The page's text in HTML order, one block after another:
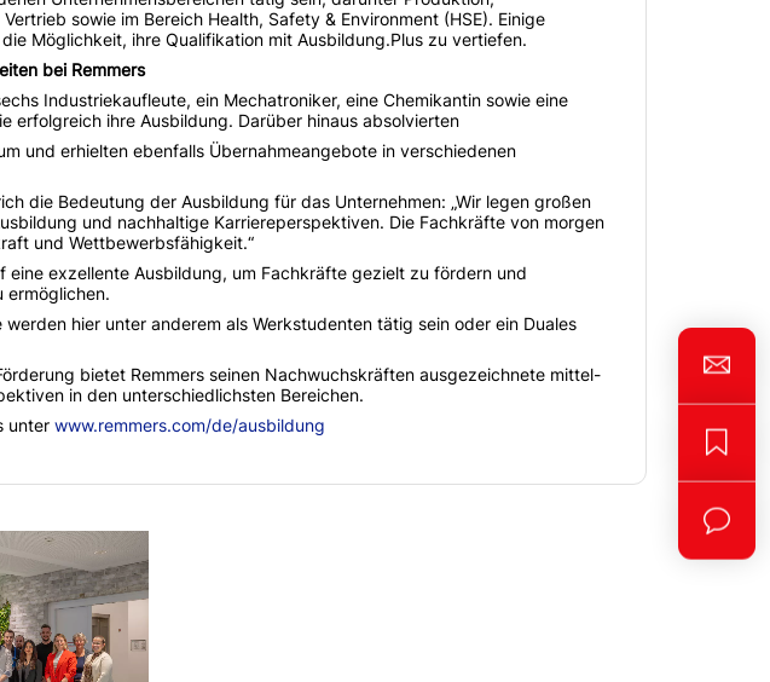
sowie im Bereich Health, Safety & Environment (HSE). Einige
Möglichkeit, ihre Qualifikation mit Ausbildung.Plus zu vertiefen.
bei Remmers
Industriekaufleute, ein Mechatroniker, eine Chemikantin sowie eine
erfolgreich ihre Ausbildung. Darüber hinaus absolvierten
und erhielten ebenfalls Übernahmeangebote in verschiedenen
die Bedeutung der Ausbildung für das Unternehmen: „Wir legen großen
und nachhaltige Karriereperspektiven. Die Fachkräfte von morgen
und Wettbewerbsfähigkeit.“
eine exzellente Ausbildung, um Fachkräfte gezielt zu fördern und
ermöglichen.
werden hier unter anderem als Werkstudenten tätig sein oder ein Duales
bietet Remmers seinen Nachwuchskräften ausgezeichnete mittel-
in den unterschiedlichsten Bereichen.
unter www.remmers.com/de/ausbildung